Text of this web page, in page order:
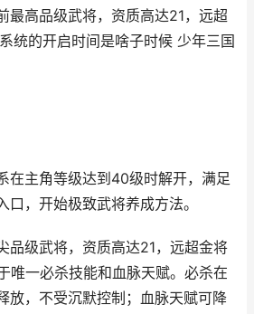
最高品级武将，资质高达21，远超
统的开启时间是啥子时候 少年三国
在主角等级达到40级时解开，满足
口，开始极致武将养成方法。
品级武将，资质高达21，远超金将
唯一必杀技能和血脉天赋。必杀在
放，不受沉默控制；血脉天赋可降